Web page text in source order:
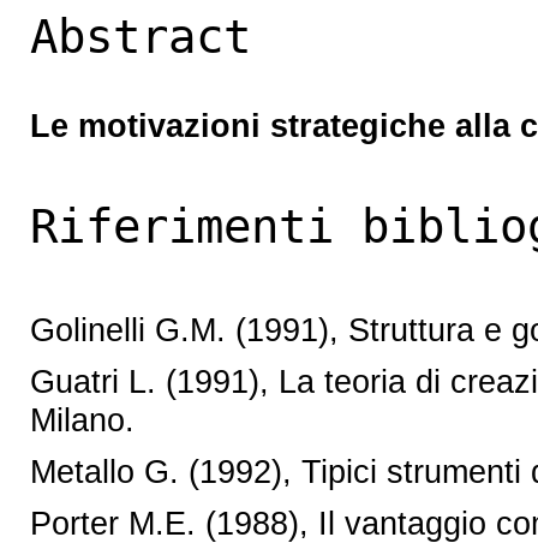
Abstract
Le motivazioni strategiche alla
Riferimenti
Golinelli G.M. (1991), Struttura e
Guatri L. (1991), La teoria di
Milano.
Metallo G. (1992), Tipici
Porter M.E. (1988), Il vantaggio